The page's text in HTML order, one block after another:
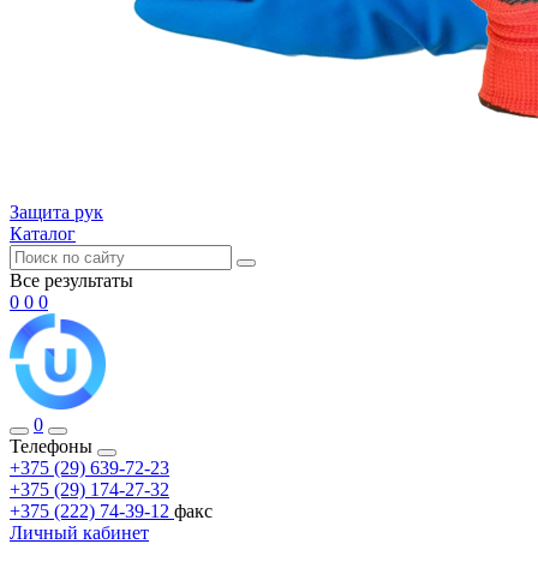
Защита рук
Каталог
Все результаты
0 0 0
0
Телефоны
+375 (29) 639-72-23
+375 (29) 174-27-32
+375 (222) 74-39-12 факс
Личный кабинет